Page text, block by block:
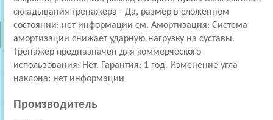
складывания тренажера - Да, размер в сложенном
состоянии: нет информации см. Амортизация: Cистема
амортизации снижает ударную нагрузку на суставы.
Тренажер предназначен для коммерческого
использования: Нет. Гарантия: 1 год. Изменение угла
наклона: нет информации
Производитель